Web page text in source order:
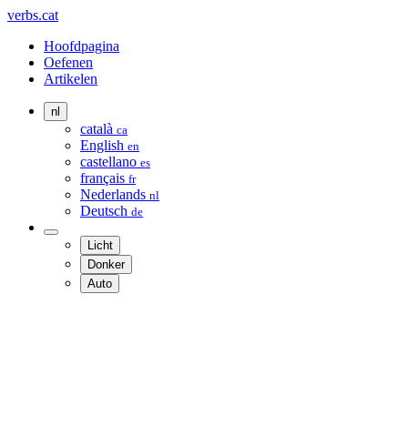
verbs.cat
Hoofdpagina
Oefenen
Artikelen
nl
català ca
English en
castellano es
français fr
Nederlands nl
Deutsch de
Licht
Donker
Auto